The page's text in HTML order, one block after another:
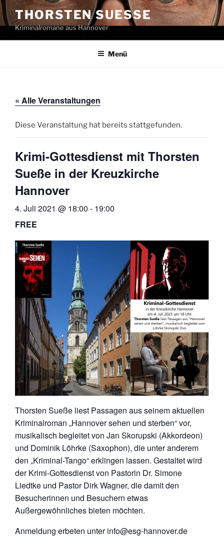
Zum
Inhalt
springen
THORSTEN SUESSE
Kriminalromane aus Hannover
Menü
« Alle Veranstaltungen
Diese Veranstaltung hat bereits stattgefunden.
Krimi-Gottesdienst mit Thorsten
Sueße in der Kreuzkirche
Hannover
4. Juli 2021 @ 18:00 - 19:00
FREE
Thorsten Sueße liest Passagen aus seinem aktuellen
Kriminalroman „Hannover sehen und sterben“ vor,
musikalisch begleitet von Jan Skorupski (Akkordeon)
und Dominik Löhrke (Saxophon), die unter anderem
den „Kriminal-Tango“ erklingen lassen. Gestaltet wird
der Krimi-Gottesdienst von Pastorin Dr. Simone
Liedtke und Pastor Dirk Wagner, die damit den
Besucherinnen und Besuchern etwas
Außergewöhnliches bieten möchten.
Anmeldung erbeten unter info@esg-hannover.de